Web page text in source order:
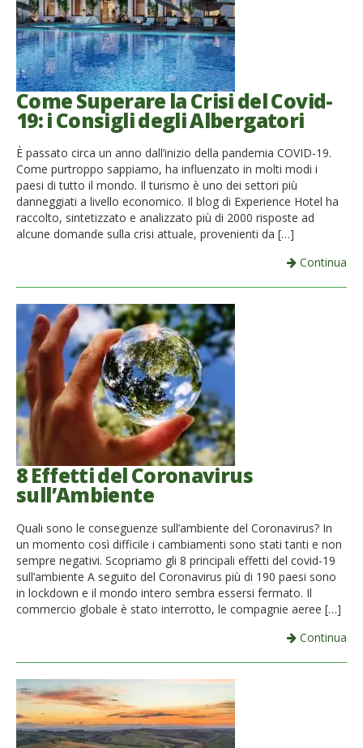
Come Superare la Crisi del Covid-
19: i Consigli degli Albergatori
È passato circa un anno dall’inizio della pandemia COVID-19.
Come purtroppo sappiamo, ha influenzato in molti modi i
paesi di tutto il mondo. Il turismo è uno dei settori più
danneggiati a livello economico. Il blog di Experience Hotel ha
raccolto, sintetizzato e analizzato più di 2000 risposte ad
alcune domande sulla crisi attuale, provenienti da […]
Continua
8 Effetti del Coronavirus
sull’Ambiente
Quali sono le conseguenze sull’ambiente del Coronavirus? In
un momento così difficile i cambiamenti sono stati tanti e non
sempre negativi. Scopriamo gli 8 principali effetti del covid-19
sull’ambiente A seguito del Coronavirus più di 190 paesi sono
in lockdown e il mondo intero sembra essersi fermato. Il
commercio globale è stato interrotto, le compagnie aeree […]
Continua